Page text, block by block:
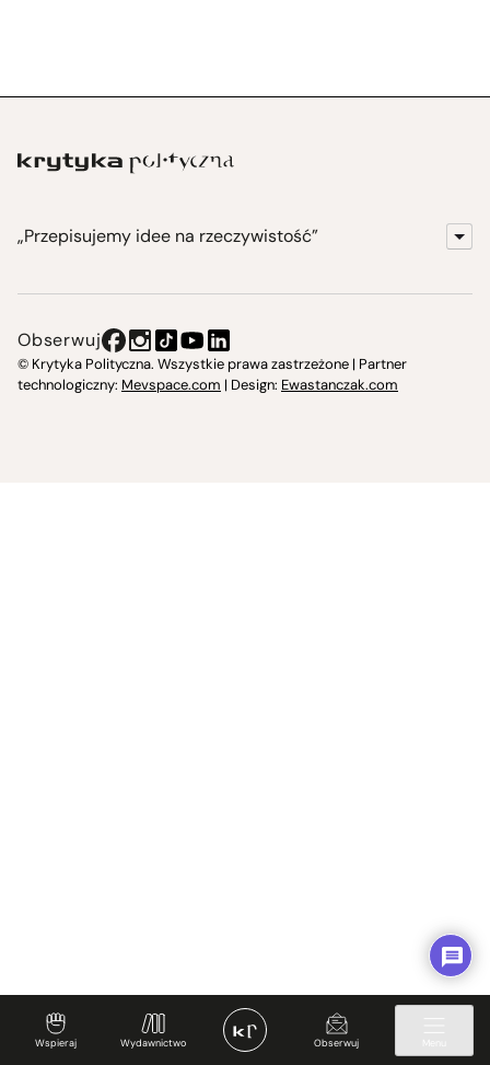
Wspieraj Wydawnictwo Obserwuj
„Przepisujemy idee na rzeczywistość”
Instytut Krytyki Politycznej
Obserwuj
© Krytyka Polityczna. Wszystkie prawa zastrzeżone | Partner
technologiczny: Mevspace.com | Design: Ewastanczak.com